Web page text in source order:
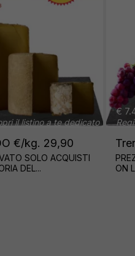
FETTINE
kg. 11,90
scopri il listino a te dedicato
SOLO ACQUISTI